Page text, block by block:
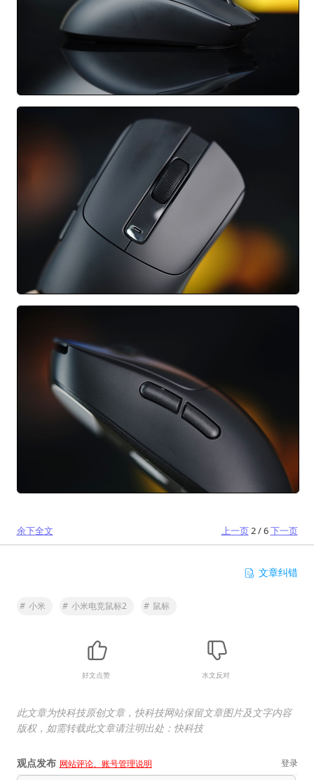
余下全文 上一页2 / 6下一页
文章纠错
# 小米 # 小米电竞鼠标2 # 鼠标
好文点赞 水文反对
此文章为快科技原创文章，快科技网站保留文章图片及文字内容
版权，如需转载此文章请注明出处：快科技
观点发布 网站评论、账号管理说明 登录